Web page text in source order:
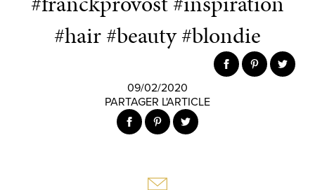
#hair #beauty #blondie
09/02/2020
PARTAGER L'ARTICLE